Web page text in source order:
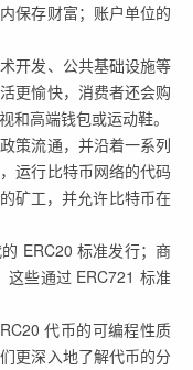
保存财富；账户单位的
开发、公共基础设施等
更愉快，消费者还会购
和高端钱包或运动鞋。
策流通，并沿着一系列
运行比特币网络的代码
矿工，并允许比特币在
ERC20 标准发行；商
这些通过 ERC721 标准
代币的可编程性质
更深入地了解代币的分